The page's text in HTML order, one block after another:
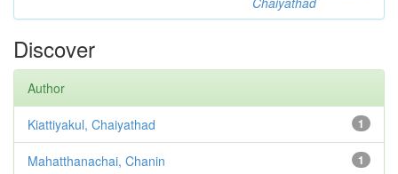
Discover
Author
1
Kiattiyakul, Chaiyathad
1
Mahatthanachai, Chanin